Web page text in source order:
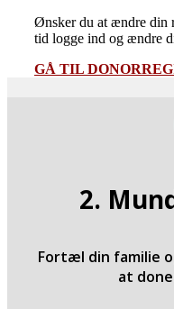
Ønsker du at ændre din
tid logge ind og ændre
GÅ TIL
2.
Fortæl din familie
at